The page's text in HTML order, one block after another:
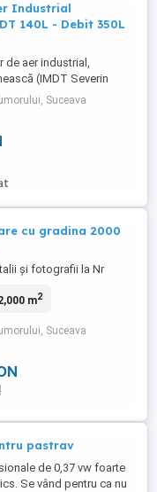
Industrial
140L - Debit 350L
de aer industrial,
(IMDT Severin
robust și fiabil.
Capacitate butelie:
ECR 350 (Debit
litri minut). Presiune:
perfect la 8-
...
Suceava
cu gradina 2000
și fotografii la Nr
m2
Suceava
pastrav
de 0,37 vw foarte
Se vând pentru ca nu